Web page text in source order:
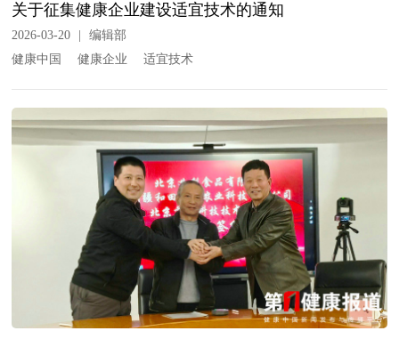
关于征集健康企业建设适宜技术的通知
2026-03-20
编辑部
健康中国
健康企业 适宜技术